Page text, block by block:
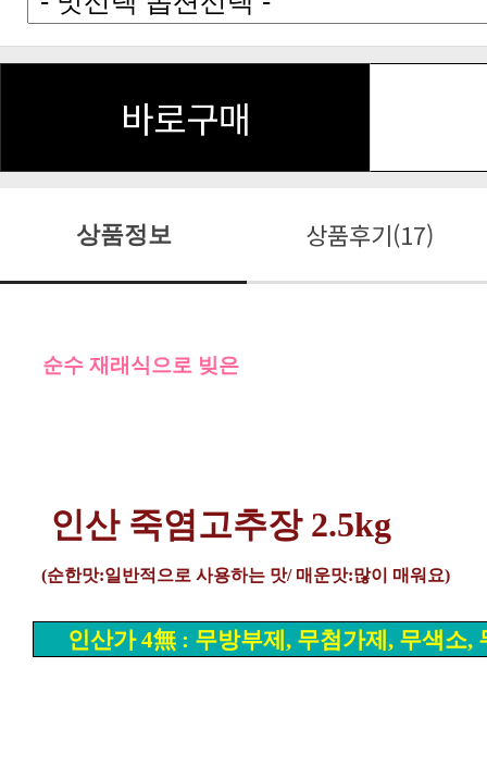
바로구매
상품정보 상품후기(17)
순수 재래식으로 빚은
인산 죽염고추장 2.5kg
(순한맛:일반적으로 사용하는 맛/ 매운맛:많이 매워요)
인산가 4無 : 무방부제, 무첨가제, 무색소,